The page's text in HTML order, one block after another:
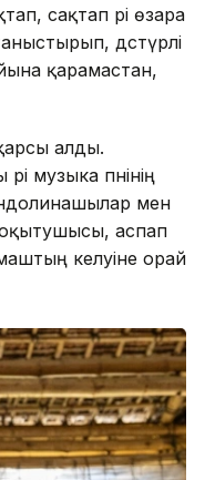
сақтап әрі өзара
дәстүрлі
қарамастан,
алды.
музыка пәнінің
мен
оқытушысы, аспап
келуіне орай